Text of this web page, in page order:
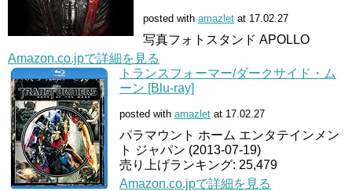
posted with amazlet at 17.02.27
写真フォトスタンド APOLLO
Amazon.co.jpで詳細を見る
トランスフォーマー/ダークサイド・ム
ーン [Blu-ray]
posted with amazlet at 17.02.27
パラマウント ホーム エンタテインメン
ト ジャパン (2013-07-19)
売り上げランキング: 25,479
Amazon.co.jpで詳細を見る